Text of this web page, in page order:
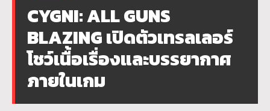
CYGNI: ALL GUNS
BLAZING เปิดตัวเทรลเลอร์
โชว์เนื้อเรื่องและบรรยากาศ
ภายในเกม